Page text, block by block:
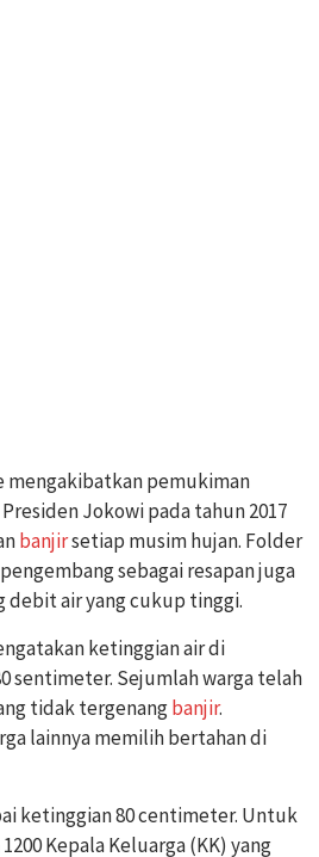
mengakibatkan pemukiman
Jokowi pada tahun 2017
banjirsetiap musim hujan. Folder
sebagai resapan juga
debit air yang cukup tinggi.
ketinggian air di
sentimeter. Sejumlah warga telah
tidak tergenangbanjir.
lainnya memilih bertahan di
ketinggian 80 centimeter. Untuk
Kepala Keluarga (KK) yang